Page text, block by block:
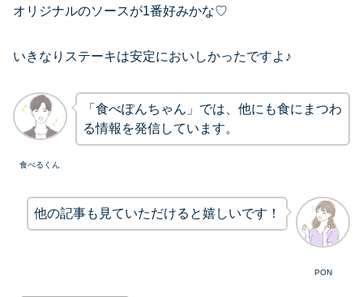
オリジナルのソースが1番好みかな♡
いきなりステーキは安定においしかったですよ♪
食べるくん
「食べぽんちゃん」では、他にも食にまつわ
る情報を発信しています。
PON
他の記事も見ていただけると嬉しいです！